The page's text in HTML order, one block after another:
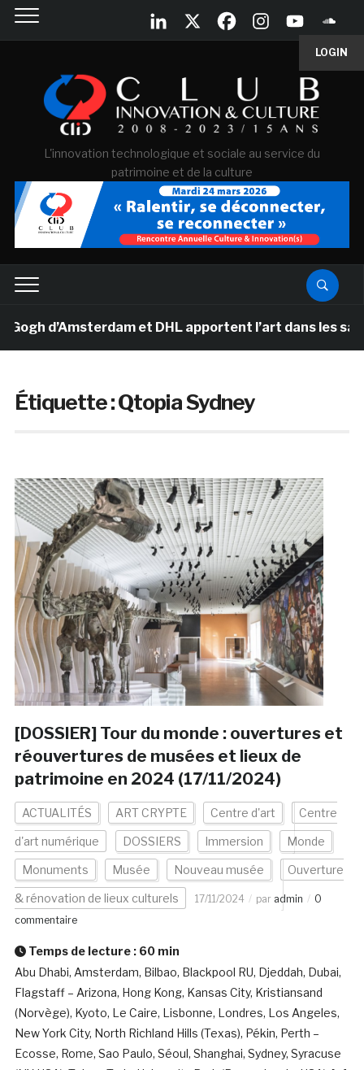
LOGIN
L'innovation technologique et sociale au service du
patrimoine et de la culture
d’Amsterdam et DHL apportent l’art dans les salles
Étiquette :Qtopia Sydney
[DOSSIER] Tour du monde : ouvertures et
réouvertures de musées et lieux de
patrimoine en 2024 (17/11/2024)
ACTUALITÉS ART CRYPTE Centre d'art Centre
d'art numérique DOSSIERS Immersion Monde
Monuments Musée Nouveau musée Ouverture
& rénovation de lieux culturels 17/11/2024 par admin
0
commentaire
Temps de lecture : 60 min
Abu Dhabi, Amsterdam, Bilbao, Blackpool RU, Djeddah, Dubai,
Flagstaff – Arizona, Hong Kong, Kansas City, Kristiansand
(Norvège), Kyoto, Le Caire, Lisbonne, Londres, Los Angeles,
New York City, North Richland Hills (Texas), Pékin, Perth –
Ecosse, Rome, Sao Paulo, Séoul, Shanghai, Sydney, Syracuse